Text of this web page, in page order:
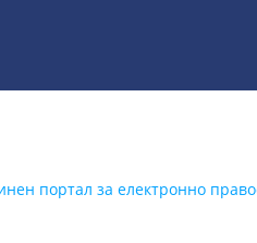
портал за електронно